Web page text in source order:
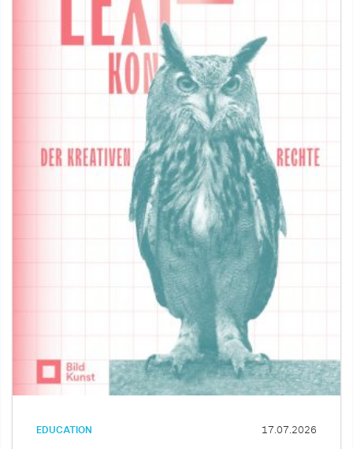
EDUCATION 17.07.2026